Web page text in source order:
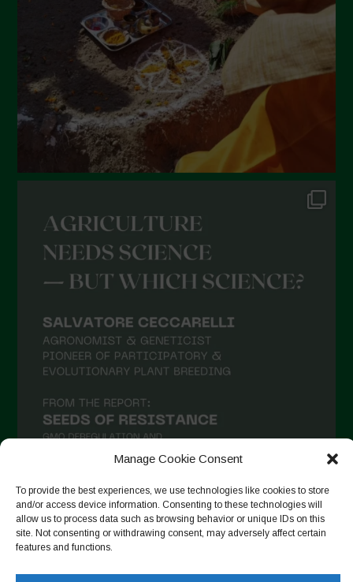
Manage Cookie Consent
To provide the best experiences, we use technologies like cookies to store
and/or access device information. Consenting to these technologies will
allow us to process data such as browsing behavior or unique IDs on this
site. Not consenting or withdrawing consent, may adversely affect certain
features and functions.
Aprile 2022
Marzo 2022
Febbraio 2022
Gennaio 2022
Dicembre 2021
Novembre 2021
Settembre 2021
Agosto 2021
Luglio 2021
Aprile 2021
Febbraio 2021
Novembre 2020
Ottobre 2020
Agosto 2020
Segui su Instagram